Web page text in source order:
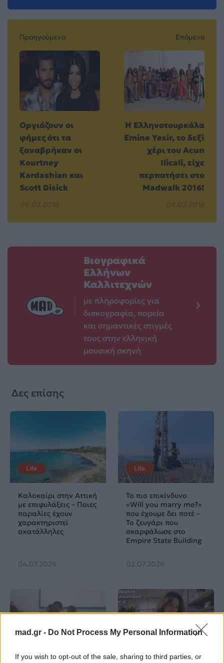
mad.gr - Do Not Process My Personal Information
If you wish to opt-out of the sale, sharing to third parties, or
Προηγούμενο
Οργιάζουν οι
φήμες ότι τα
ξαναβρήκαν οι
Kourtney
Kardashian και
Scott Disick
08.03.2018
Επόμενο
Η Ελληνοτουρκάλα
Emine Yesir, το δεξί
χέρι του Acun
Ilicali, είχε
περπατήσει στο
Madwalk 2016!
08.03.2018
Βιογραφικά
Ελλήνων
Καλλιτεχνών
με πληροφορίες για
δισκογραφία, πορεία
και σημαντικές στιγμές
τους στην ελληνική
μουσική σκηνή
Δες επίσης
Life
Καλοκαίρι στην Αττική
με επιφυλάξεις – Ποιες
παραλίες έχουν
χαρακτηριστεί
ακατάλληλες
04.07.2026
Life
Το πιο επικίνδυνο
«Will you marry me?»
που έχουμε δει ποτέ –
Το ζευγάρι που
σκαρφάλωσε στο
Empire State Building
02.07.2026